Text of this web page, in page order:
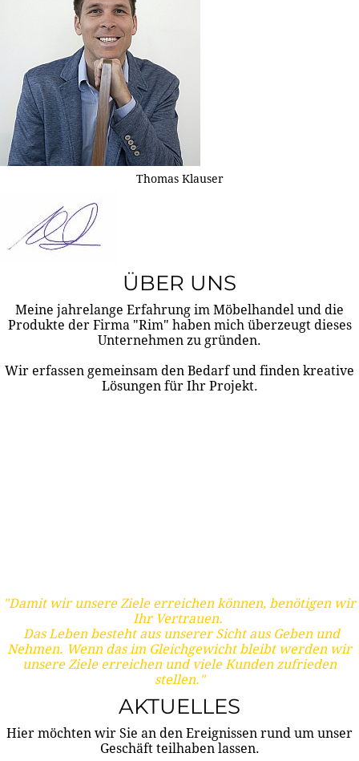
Thomas Klauser
ÜBER UNS
Meine jahrelange Erfahrung im Möbelhandel und die
Produkte der Firma "Rim" haben mich überzeugt dieses
Unternehmen zu gründen.
Wir erfassen gemeinsam den Bedarf und finden kreative
Lösungen für Ihr Projekt.
"Damit wir unsere Ziele erreichen können, benötigen wir
Ihr Vertrauen.
Das Leben besteht aus unserer Sicht aus Geben und
Nehmen. Wenn das im Gleichgewicht bleibt werden wir
unsere Ziele erreichen und viele Kunden zufrieden
stellen."
AKTUELLES
Hier möchten wir Sie an den Ereignissen rund um unser
Geschäft teilhaben lassen.